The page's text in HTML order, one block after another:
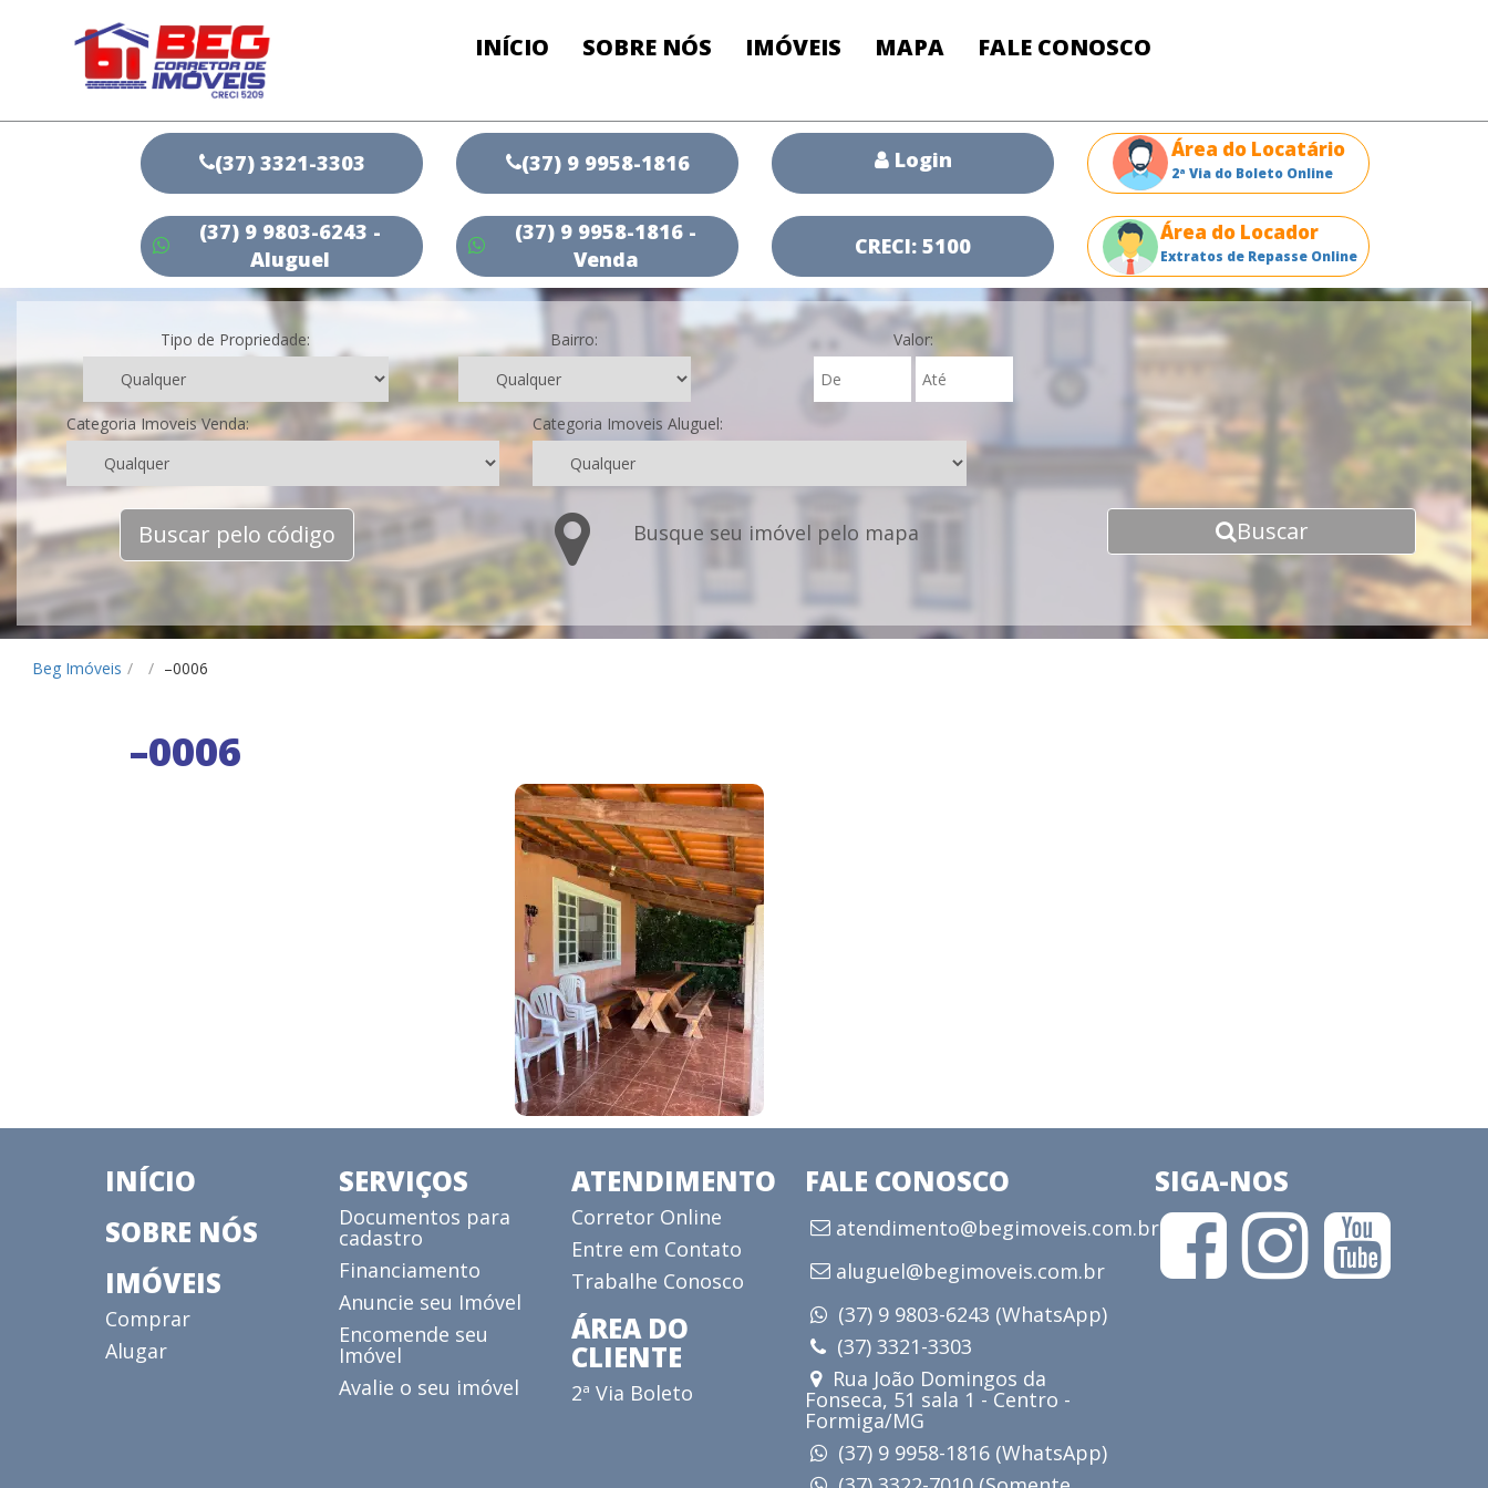
INÍCIO SOBRE NÓS IMÓVEIS MAPA FALE CONOSCO
(37) 3321-3303
(37) 9 9803-6243 -
Aluguel
(37) 9 9958-1816
(37) 9 9958-1816 -
Venda
Login
CRECI: 5100
Área do Locatário
2ª Via do Boleto Online
Área do Locador
Extratos de Repasse Online
Tipo de Propriedade: Bairro: Valor:
Categoria Imoveis Venda: Categoria Imoveis Aluguel:
Buscar pelo código Busque seu imóvel pelo mapa Buscar
Beg Imóveis / / –0006
–0006
INÍCIO
SOBRE NÓS
IMÓVEIS
Comprar
Alugar
SERVIÇOS
Documentos para
cadastro
Financiamento
Anuncie seu Imóvel
Encomende seu
Imóvel
Avalie o seu imóvel
ATENDIMENTO
Corretor Online
Entre em Contato
Trabalhe Conosco
ÁREA DO
CLIENTE
2ª Via Boleto
FALE CONOSCO
atendimento@begimoveis.com.br
aluguel@begimoveis.com.br
(37) 9 9803-6243 (WhatsApp)
(37) 3321-3303
Rua João Domingos da
Fonseca, 51 sala 1 - Centro -
Formiga/MG
(37) 9 9958-1816 (WhatsApp)
SIGA-NOS